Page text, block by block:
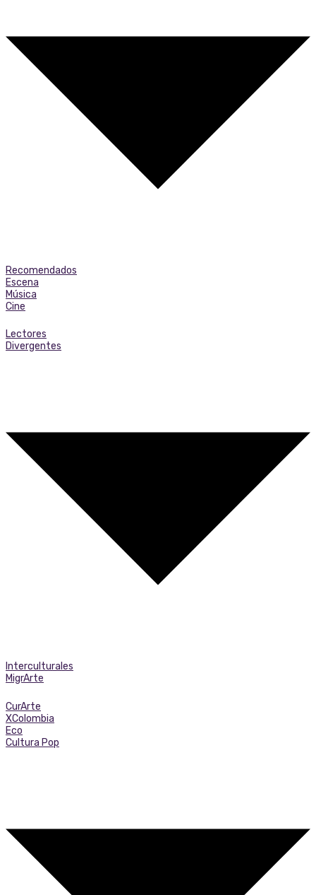
Recomendados
Escena
Música
Cine
Lectores
Divergentes
Interculturales
MigrArte
CurArte
XColombia
Eco
Cultura Pop